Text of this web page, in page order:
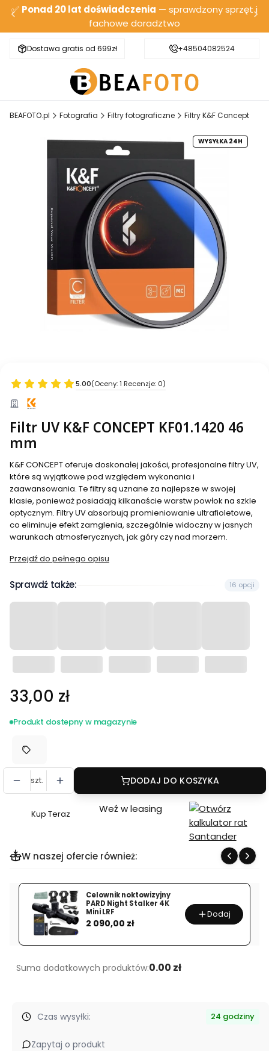
✅ Ponad 20 lat doświadczenia — sprawdzony sprzęt i
fachowe doradztwo
Dostawa gratis od 699zł Bezpieczna wysyłka
+48504082524
BEAFOTO.pl Fotografia Filtry fotograficzne Filtry K&F Concept
WYSYŁKA 24H
5.00(Oceny: 1 Recenzje: 0)
Filtr UV K&F CONCEPT KF01.1420 46
mm
K&F CONCEPT oferuje doskonałej jakości, profesjonalne filtry UV,
które są wyjątkowe pod względem wykonania i
zaawansowania. Te filtry są uznane za najlepsze w swojej
klasie, ponieważ posiadają kilkanaście warstw powłok na szkle
optycznym. Filtry UV absorbują promieniowanie ultrafioletowe,
co eliminuje efekt zamglenia, szczególnie widoczny w jasnych
warunkach atmosferycznych, jak góry czy nad morzem.
Przejdź do pełnego opisu
Sprawdź także: 16 opcji
Cena
33,00 zł
Produkt dostepny w magazynie
szt. DODAJ DO KOSZYKA
Szybki
produktu
UV
K&F
CONCEPT
KF01.1420
mm
Kup Teraz Weź w leasing
W naszej ofercie również:
Celownik noktowizyjny
PARD Night Stalker 4K
Mini LRF
Cena
2 090,00 zł
Dodaj
Suma dodatkowych produktów:0.00 zł
Czas wysyłki: 24 godziny
Zapytaj o produkt